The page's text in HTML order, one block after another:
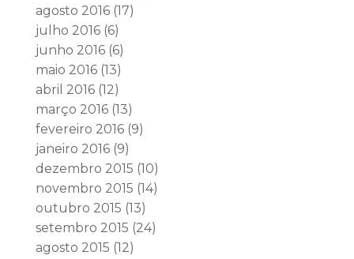
agosto 2016(17)
julho 2016(6)
junho 2016(6)
maio 2016(13)
abril 2016(12)
março 2016(13)
fevereiro 2016(9)
janeiro 2016(9)
dezembro 2015 (10)
novembro 2015 (14)
outubro 2015 (13)
setembro 2015 (24)
agosto 2015 (12)